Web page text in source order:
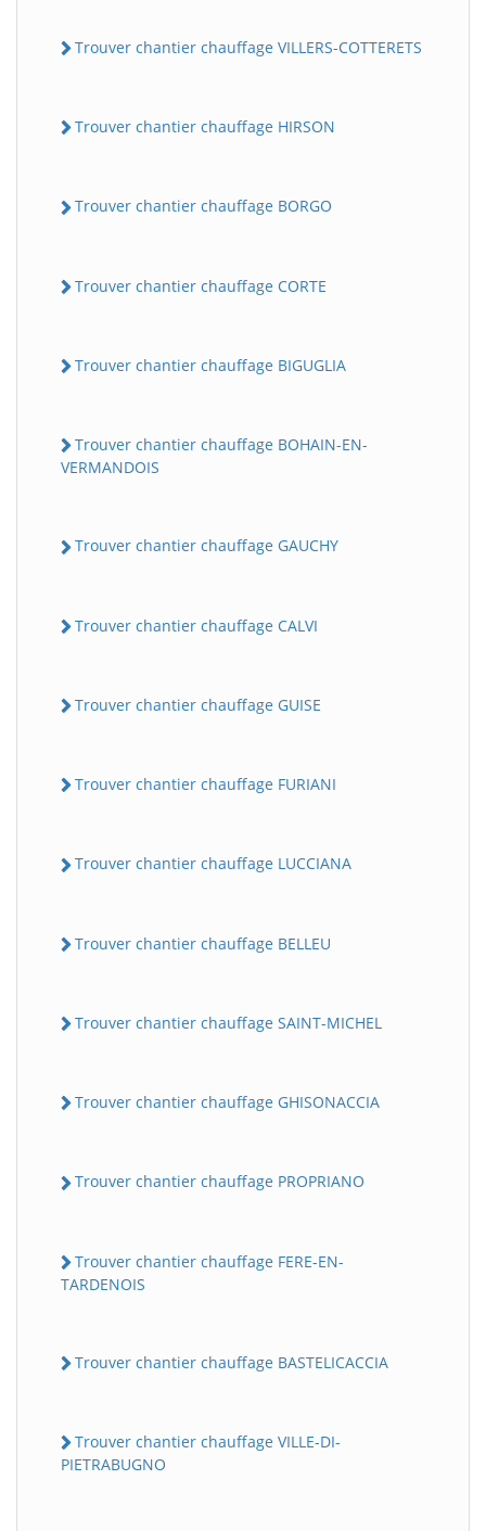
Trouver chantier chauffage VILLERS-COTTERETS
Trouver chantier chauffage HIRSON
Trouver chantier chauffage BORGO
Trouver chantier chauffage CORTE
Trouver chantier chauffage BIGUGLIA
Trouver chantier chauffage BOHAIN-EN-
VERMANDOIS
Trouver chantier chauffage GAUCHY
Trouver chantier chauffage CALVI
Trouver chantier chauffage GUISE
Trouver chantier chauffage FURIANI
Trouver chantier chauffage LUCCIANA
Trouver chantier chauffage BELLEU
Trouver chantier chauffage SAINT-MICHEL
Trouver chantier chauffage GHISONACCIA
Trouver chantier chauffage PROPRIANO
Trouver chantier chauffage FERE-EN-
TARDENOIS
Trouver chantier chauffage BASTELICACCIA
Trouver chantier chauffage VILLE-DI-
PIETRABUGNO